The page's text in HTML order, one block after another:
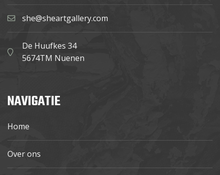
she@sheartgallery.com
De Huufkes 34
5674TM Nuenen
NAVIGATIE
Home
Over ons